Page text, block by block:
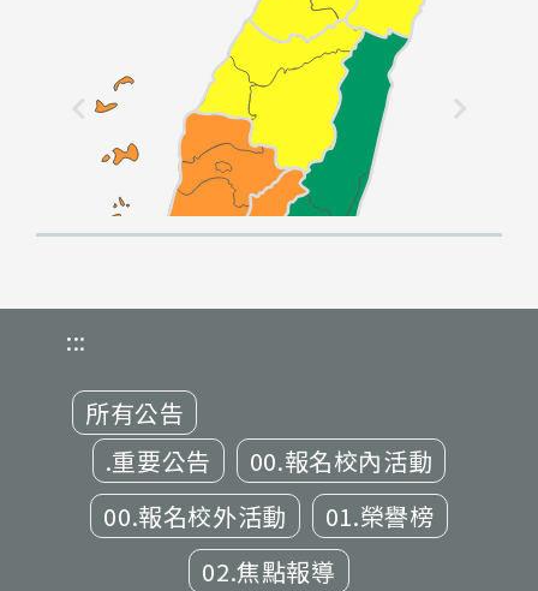
:::
所有公告
.重要公告
00.報名校內活動
00.報名校外活動
01.榮譽榜
02.焦點報導